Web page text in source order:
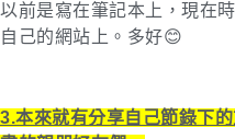
以前是寫在筆記本上，現在
自己的網站上。多好😊
3.本來就有分享自己節錄下